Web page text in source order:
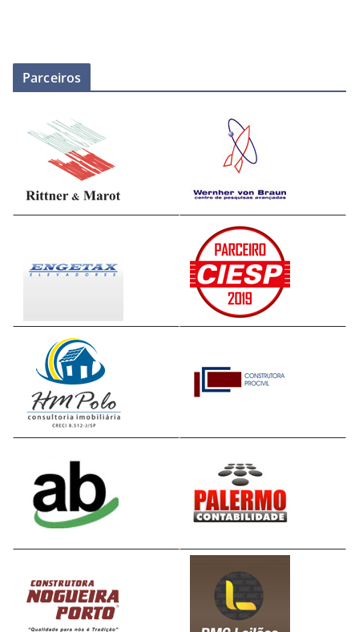
Parceiros